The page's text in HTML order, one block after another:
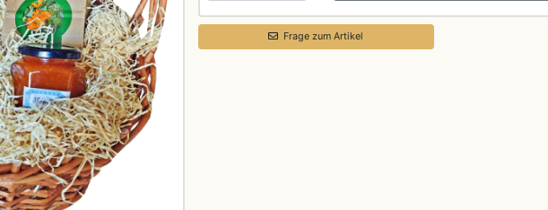
Frage zum Artikel